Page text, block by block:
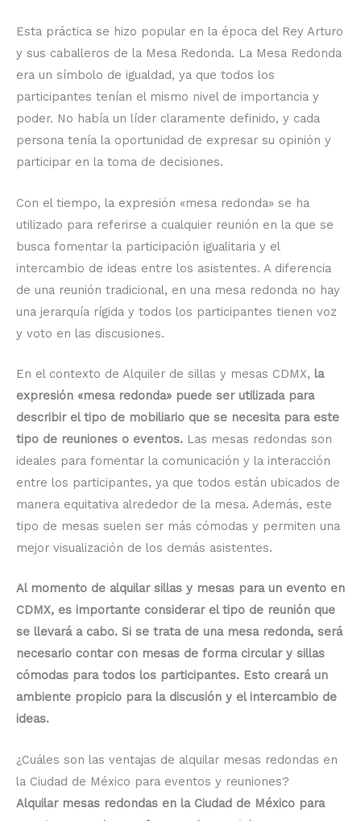
Esta práctica se hizo popular en la época del Rey Arturo
y sus caballeros de la Mesa Redonda. La Mesa Redonda
era un símbolo de igualdad, ya que todos los
participantes tenían el mismo nivel de importancia y
poder. No había un líder claramente definido, y cada
persona tenía la oportunidad de expresar su opinión y
participar en la toma de decisiones.
Con el tiempo, la expresión «mesa redonda» se ha
utilizado para referirse a cualquier reunión en la que se
busca fomentar la participación igualitaria y el
intercambio de ideas entre los asistentes. A diferencia
de una reunión tradicional, en una mesa redonda no hay
una jerarquía rígida y todos los participantes tienen voz
y voto en las discusiones.
En el contexto de Alquiler de sillas y mesas CDMX, la
expresión «mesa redonda» puede ser utilizada para
describir el tipo de mobiliario que se necesita para este
tipo de reuniones o eventos. Las mesas redondas son
ideales para fomentar la comunicación y la interacción
entre los participantes, ya que todos están ubicados de
manera equitativa alrededor de la mesa. Además, este
tipo de mesas suelen ser más cómodas y permiten una
mejor visualización de los demás asistentes.
Al momento de alquilar sillas y mesas para un evento en
CDMX, es importante considerar el tipo de reunión que
se llevará a cabo. Si se trata de una mesa redonda, será
necesario contar con mesas de forma circular y sillas
cómodas para todos los participantes. Esto creará un
ambiente propicio para la discusión y el intercambio de
ideas.
¿Cuáles son las ventajas de alquilar mesas redondas en
la Ciudad de México para eventos y reuniones?
Alquilar mesas redondas en la Ciudad de México para